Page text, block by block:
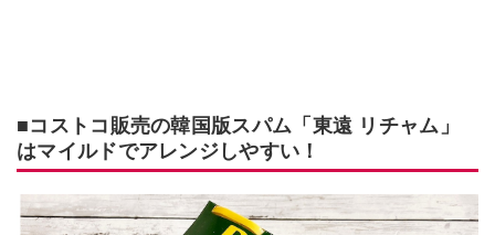
■コストコ販売の韓国版スパム「東遠 リチャム」
はマイルドでアレンジしやすい！